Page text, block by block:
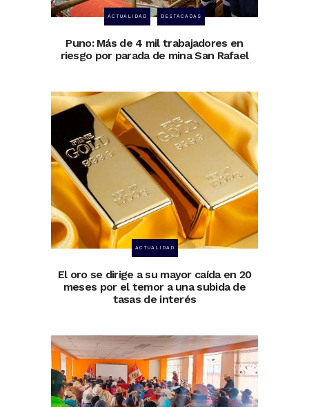
ACTUALIDAD DESTACADAS
Puno: Más de 4 mil trabajadores en
riesgo por parada de mina San Rafael
ACTUALIDAD
El oro se dirige a su mayor caída en 20
meses por el temor a una subida de
tasas de interés